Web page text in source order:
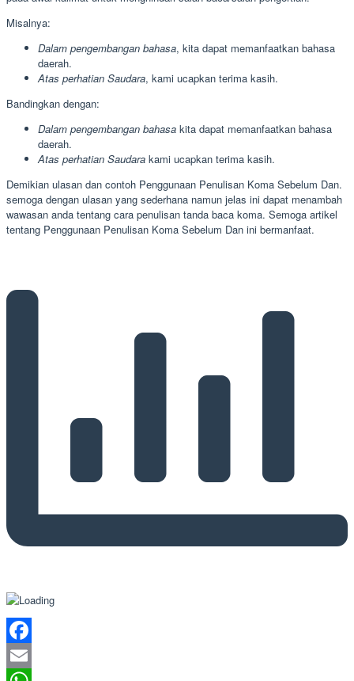
Misalnya:
Dalam pengembangan bahasa, kita dapat memanfaatkan bahasa
daerah.
Atas perhatian Saudara, kami ucapkan terima kasih.
Bandingkan dengan:
Dalam pengembangan bahasa kita dapat memanfaatkan bahasa
daerah.
Atas perhatian Saudara kami ucapkan terima kasih.
Demikian ulasan dan contoh Penggunaan Penulisan Koma Sebelum Dan.
semoga dengan ulasan yang sederhana namun jelas ini dapat menambah
wawasan anda tentang cara penulisan tanda baca koma. Semoga artikel
tentang Penggunaan Penulisan Koma Sebelum Dan ini bermanfaat.
Facebook